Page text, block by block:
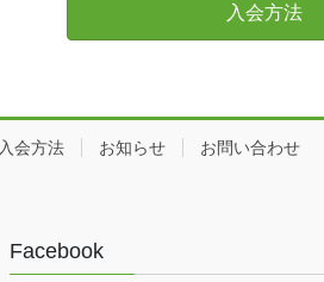
入会方法
入会方法 お知らせ
お問い合わせ
Facebook